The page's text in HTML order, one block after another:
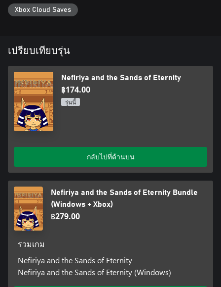
Xbox Cloud Saves
เปรียบเทียบรุ่น
Nefiriya and the Sands of Eternity
฿174.00
รุ่นนี้
กลับไปที่ด้านบน
Nefiriya and the Sands of Eternity Bundle
(Windows + Xbox)
฿279.00
รวมเกม
Nefiriya and the Sands of Eternity
Nefiriya and the Sands of Eternity (Windows)